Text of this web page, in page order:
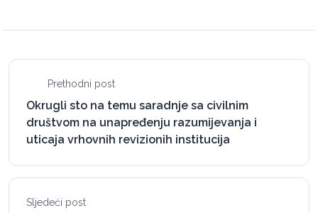
Prethodni post
Okrugli sto na temu saradnje sa civilnim
društvom na unapređenju razumijevanja i
uticaja vrhovnih revizionih institucija
Sljedeći post